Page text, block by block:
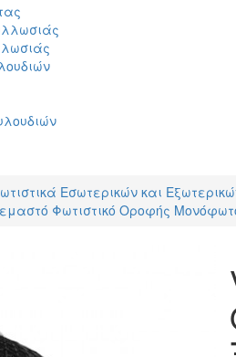
Εσωτερικών και
Φωτιστικό Οροφής